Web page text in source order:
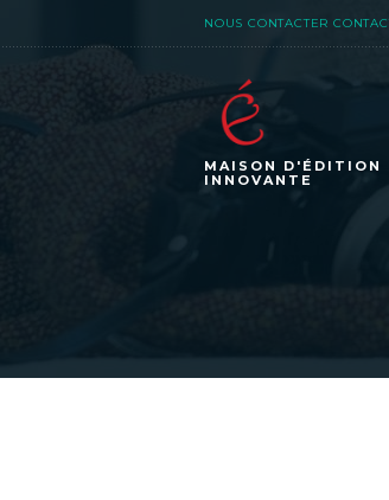
NOUS CONTACTER
MAISON D'ÉDITION
INNOVANTE